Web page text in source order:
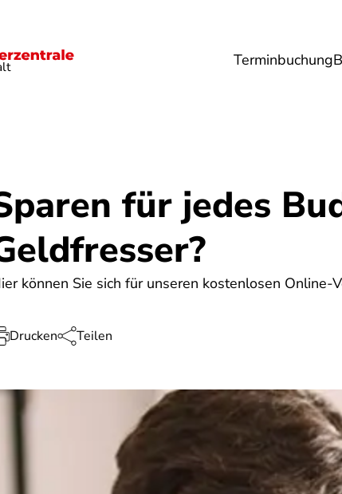
Terminbuchung
Lebensmittel
für jedes
können Sie sich für unseren kostenlosen Online-
Drucken Teilen